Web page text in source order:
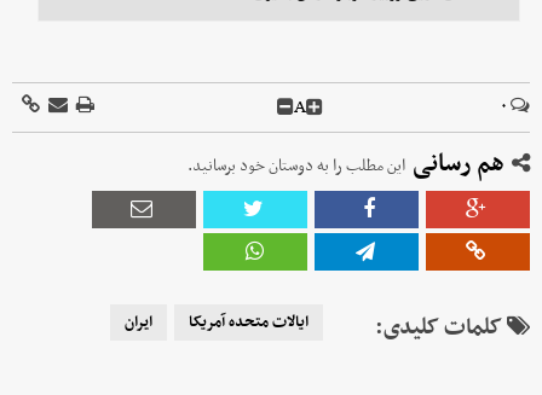
۰ A
هم رسانی این مطلب را به دوستان خود برسانید.
کلمات کلیدی: ایالات متحده آمریکا ایران